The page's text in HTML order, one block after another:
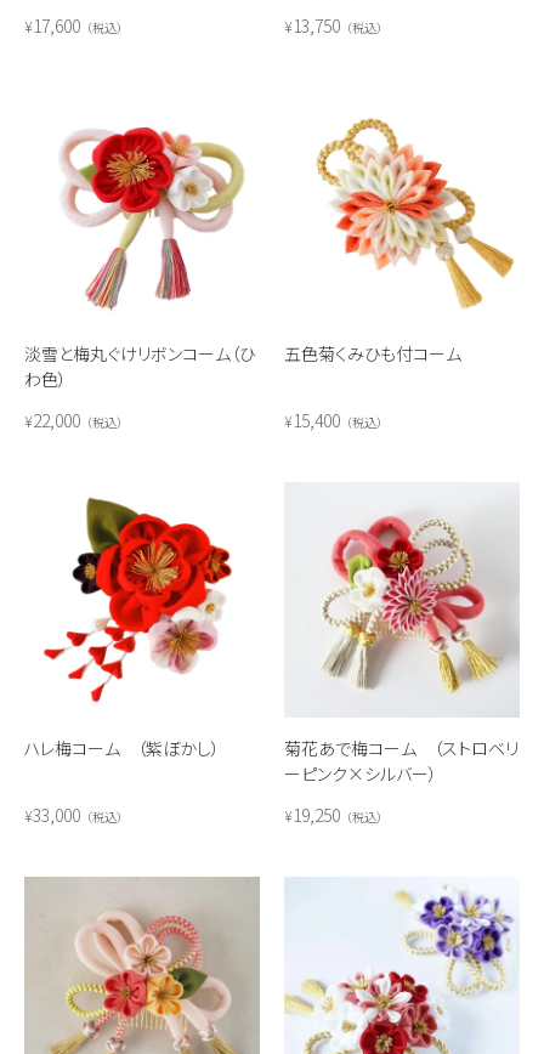
¥17,600 税込 ¥13,750 税込
淡雪と梅丸ぐけリボンコーム（ひ
わ色）
¥22,000 税込
五色菊くみひも付コーム
¥15,400 税込
ハレ梅コーム （紫ぼかし）
¥33,000 税込
菊花あで梅コーム （ストロベリ
ーピンク×シルバー）
¥19,250 税込